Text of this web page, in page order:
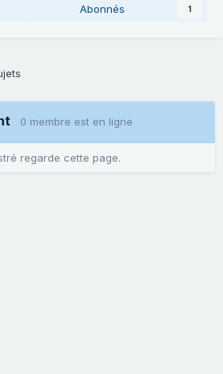
Abonnés 1
0 membre est en ligne
regarde cette page.